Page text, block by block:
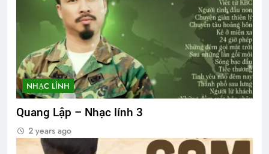
NHẠC LÍNH
Quang Lập – Nhạc lính 3
2 years ago